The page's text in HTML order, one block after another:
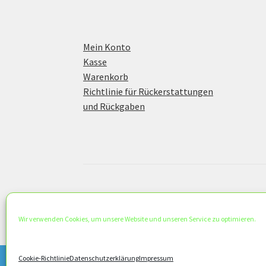
Wir verwenden Cookies, um unsere Website und unseren Service zu optimieren.
Cookie-RichtlinieDatenschutzerklärungImpressum
Mein Konto
Kasse
Warenkorb
Richtlinie für Rückerstattungen
und Rückgaben
© KS Concept 2026
This is a demo store for testing purposes — no orders shall